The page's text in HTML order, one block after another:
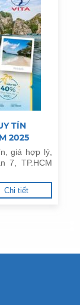
TÍN
2025
giá hợp lý,
7, TP.HCM
Chi tiết